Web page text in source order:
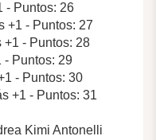
- Puntos: 26
+1 - Puntos: 27
+1 - Puntos: 28
- Puntos: 29
- Puntos: 30
+1 - Puntos: 31
Kimi Antonelli